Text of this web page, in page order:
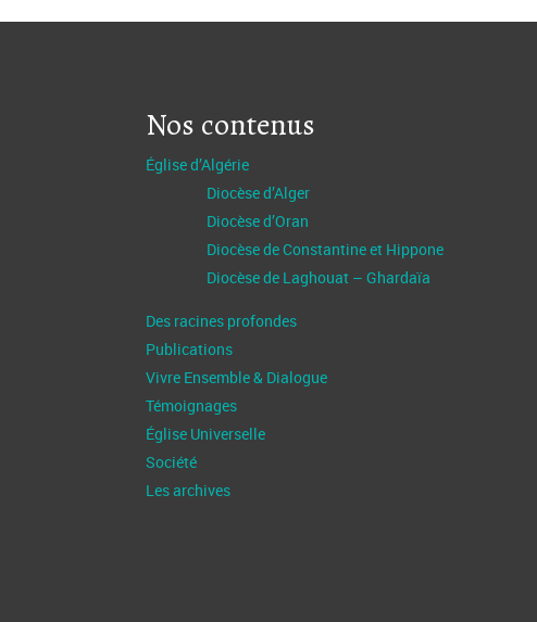
Nos contenus
Église d’Algérie
Diocèse d’Alger
Diocèse d’Oran
Diocèse de Constantine et Hippone
Diocèse de Laghouat – Ghardaïa
Des racines profondes
Publications
Vivre Ensemble & Dialogue
Témoignages
Église Universelle
Société
Les archives